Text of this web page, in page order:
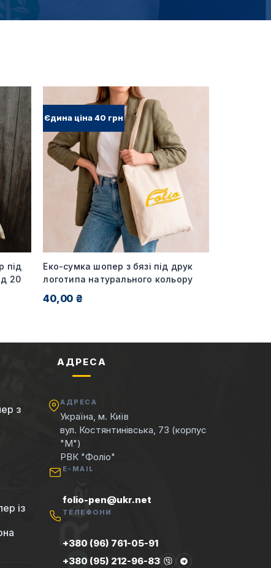
під
20
Єдина ціна 40 грн
Еко-сумка шопер з бязі під друк
логотипа натурального кольору
40,00 ₴
з
із
АДРЕСА
АДРЕСА
Україна, м. Київ
вул. Костянтинівська, 73 (корпус
"М")
РВК "Фоліо"
E-MAIL
folio-pen@ukr.net
ТЕЛЕФОНИ
+380 (96) 761-05-91
+380 (95) 212-96-83